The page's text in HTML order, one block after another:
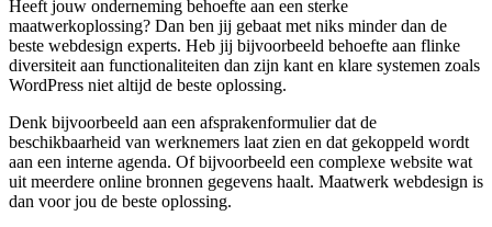
Heeft jouw onderneming behoefte aan een sterke
maatwerkoplossing? Dan ben jij gebaat met niks minder dan de
beste webdesign experts. Heb jij bijvoorbeeld behoefte aan flinke
diversiteit aan functionaliteiten dan zijn kant en klare systemen zoals
WordPress niet altijd de beste oplossing.
Denk bijvoorbeeld aan een afsprakenformulier dat de
beschikbaarheid van werknemers laat zien en dat gekoppeld wordt
aan een interne agenda. Of bijvoorbeeld een complexe website wat
uit meerdere online bronnen gegevens haalt. Maatwerk webdesign is
dan voor jou de beste oplossing.